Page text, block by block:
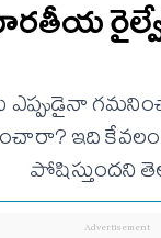
రైల్వే
ఇది కేవలం
పోషిస్తుందని